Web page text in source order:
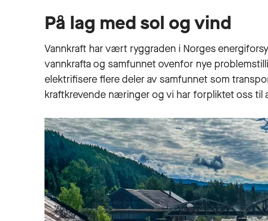
På lag med sol og vind
Vannkraft har vært ryggraden i Norges
vannkrafta og samfunnet ovenfor nye
elektrifisere flere deler av samfunnet som
kraftkrevende næringer og vi har forpliktet oss til